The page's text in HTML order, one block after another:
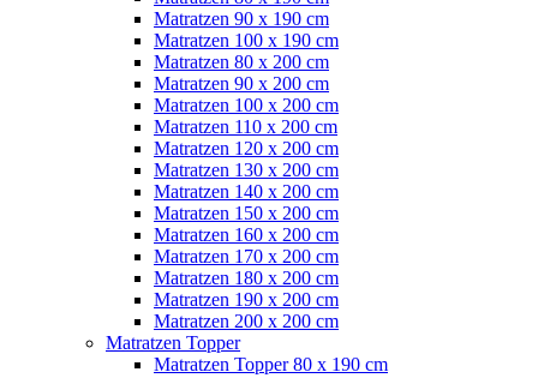
Matratzen 90 x 190 cm
Matratzen 100 x 190 cm
Matratzen 80 x 200 cm
Matratzen 90 x 200 cm
Matratzen 100 x 200 cm
Matratzen 110 x 200 cm
Matratzen 120 x 200 cm
Matratzen 130 x 200 cm
Matratzen 140 x 200 cm
Matratzen 150 x 200 cm
Matratzen 160 x 200 cm
Matratzen 170 x 200 cm
Matratzen 180 x 200 cm
Matratzen 190 x 200 cm
Matratzen 200 x 200 cm
Matratzen Topper
Matratzen Topper 80 x 190 cm